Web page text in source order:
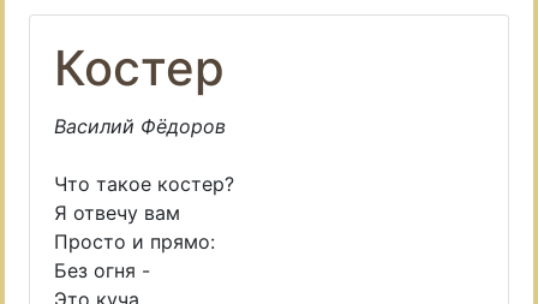
Костер
Василий Фёдоров
Что такое костер?
Я отвечу вам
Просто и прямо:
Без огня -
Это куча